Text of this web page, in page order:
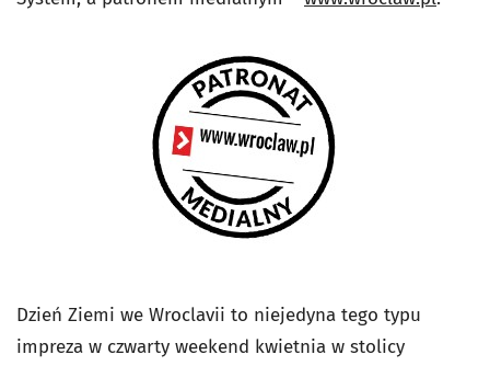
Dzień Ziemi we Wroclavii to niejedyna tego typu
impreza w czwarty weekend kwietnia w stolicy